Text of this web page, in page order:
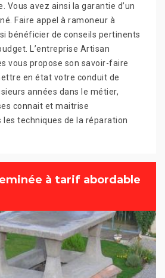
Vous avez ainsi la garantie d’un
Faire appel à ramoneur à
bénéficier de conseils pertinents
L’entreprise Artisan
vous propose son savoir-faire
en état votre conduit de
années dans le métier,
connait et maitrise
techniques de la réparation
à tarif abordable